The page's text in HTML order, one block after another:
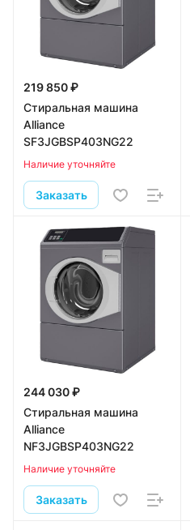
219 850 ₽
Стиральная машина
Alliance
SF3JGBSP403NG22
Наличие уточняйте
Заказать
244 030 ₽
Стиральная машина
Alliance
NF3JGBSP403NG22
Наличие уточняйте
Заказать